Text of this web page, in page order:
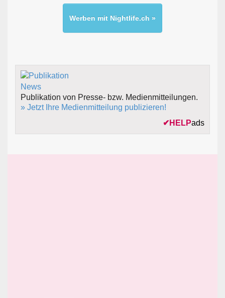
Werben mit Nightlife.ch »
Publikation von Presse- bzw. Medienmitteilungen.
» Jetzt Ihre Medienmitteilung publizieren!
✔ HELPads